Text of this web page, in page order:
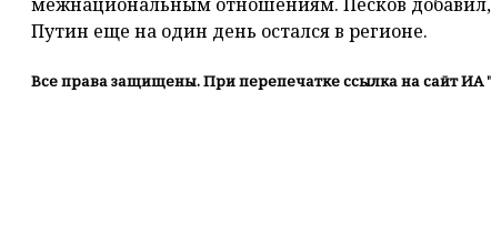
Путин еще на один день остался в регионе.
Все права защищены. При перепечатке ссылка на сайт ИА